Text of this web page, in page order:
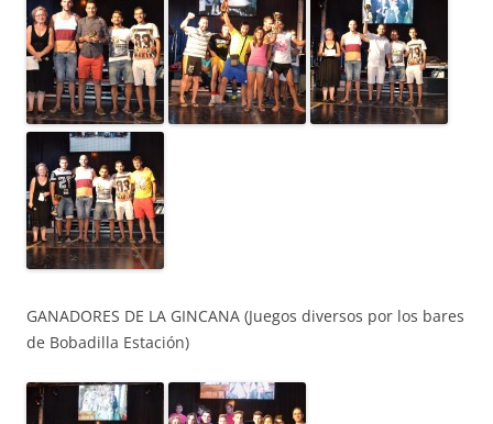
GANADORES DE LA GINCANA (Juegos diversos por los bares
de Bobadilla Estación)